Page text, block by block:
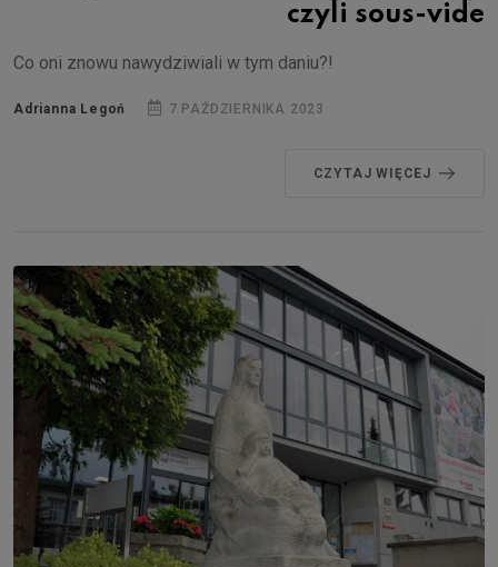
czyli sous-vide
Co oni znowu nawydziwiali w tym daniu?!
Adrianna Legoń 7 PAŹDZIERNIKA 2023
CZYTAJ WIĘCEJ